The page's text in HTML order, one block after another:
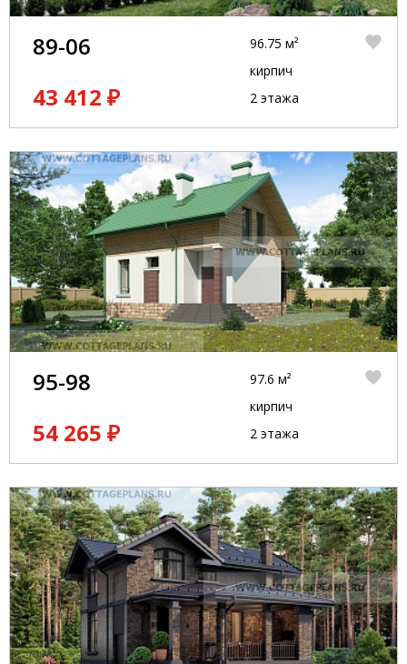
89-06
43 412 ₽
96.75 м²
кирпич
2 этажа
95-98
54 265 ₽
97.6 м²
кирпич
2 этажа